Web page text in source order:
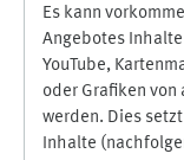
Es kann
Angebotes
YouTube,
oder Grafiken
werden. Dies
Inhalte